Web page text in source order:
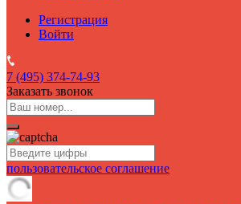
Регистрация
Войти
7 (495) 374-74-93
Заказать звонок
пользовательское соглашение